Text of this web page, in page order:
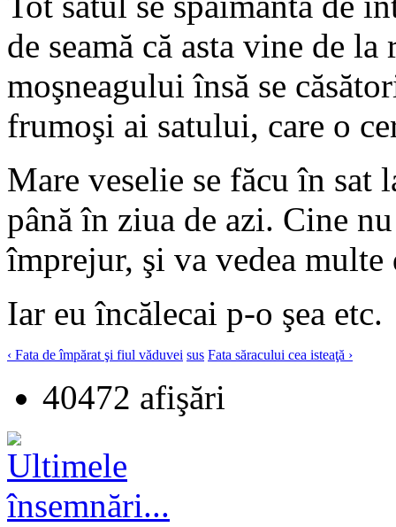
de seamă că asta vine de
moşneagului însă se
frumoşi ai satului, care o
Mare veselie se făcu în sat
până în ziua de azi. Cine
împrejur, şi va vedea multe
Iar eu încălecai p-o şea etc.
‹ Fata de împărat şi fiul văduvei sus Fata săracului cea isteaţă ›
40472 afişări